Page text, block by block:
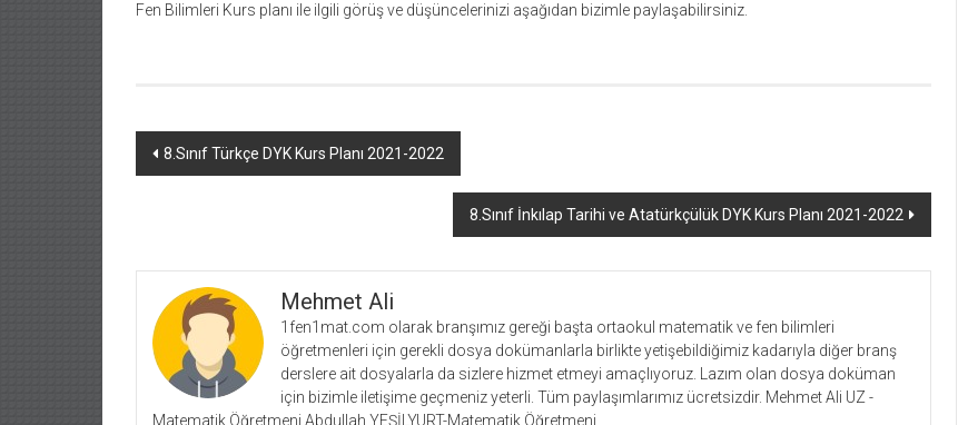
Fen Bilimleri Kurs planı ile ilgili görüş ve düşüncelerinizi aşağıdan bizimle paylaşabilirsiniz.
Yazı
8.Sınıf Türkçe DYK Kurs Planı 2021-2022
8.Sınıf İnkılap Tarihi ve Atatürkçülük DYK Kurs Planı 2021-2022
Mehmet Ali
1fen1mat.com olarak branşımız gereği başta ortaokul matematik ve fen bilimleri
öğretmenleri için gerekli dosya dokümanlarla birlikte yetişebildiğimiz kadarıyla diğer branş
derslere ait dosyalarla da sizlere hizmet etmeyi amaçlıyoruz. Lazım olan dosya doküman
için bizimle iletişime geçmeniz yeterli. Tüm paylaşımlarımız ücretsizdir. Mehmet Ali UZ -
Matematik Öğretmeni Abdullah YEŞİLYURT-Matematik Öğretmeni